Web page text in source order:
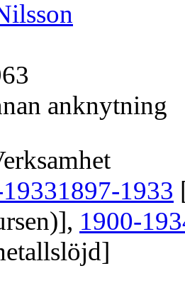
anknytning
1897-1933
1900-